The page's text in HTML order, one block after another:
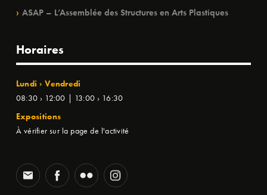
ASAP – L’Assemblée des Structures en Arts Plastiques
Horaires
Lundi › Vendredi
08:30 › 12:00 | 13:00 › 16:30
Expositions
À vérifier sur la page de l'activité